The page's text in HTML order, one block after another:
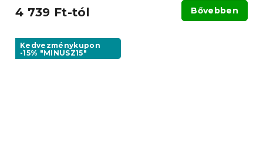
4 739 Ft-tól Bővebben
Kedvezménykupon
-15% "MINUSZ15"